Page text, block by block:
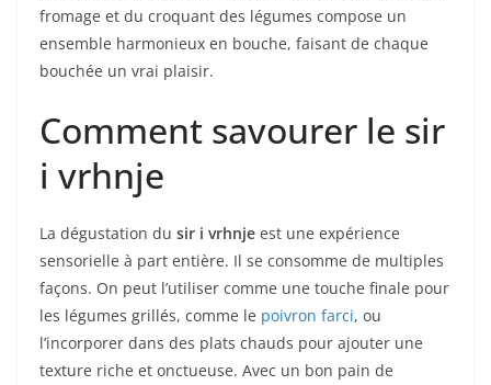
fromage et du croquant des légumes compose un
ensemble harmonieux en bouche, faisant de chaque
bouchée un vrai plaisir.
Comment savourer le sir
i vrhnje
La dégustation du sir i vrhnje est une expérience
sensorielle à part entière. Il se consomme de multiples
façons. On peut l’utiliser comme une touche finale pour
les légumes grillés, comme le poivron farci, ou
l’incorporer dans des plats chauds pour ajouter une
texture riche et onctueuse. Avec un bon pain de